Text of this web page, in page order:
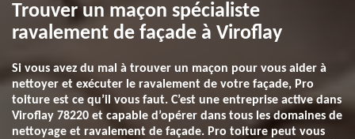
Trouver un maçon spécialiste
ravalement de façade à Viroflay
Si vous avez du mal à trouver un maçon pour vous aider à
nettoyer et exécuter le ravalement de votre façade, Pro
toiture est ce qu’il vous faut. C’est une entreprise active dans
Viroflay 78220 et capable d’opérer dans tous les domaines de
nettoyage et ravalement de façade. Pro toiture peut vous